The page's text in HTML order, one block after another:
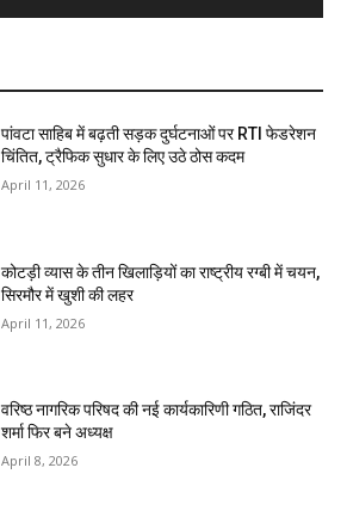
पांवटा साहिब में बढ़ती सड़क दुर्घटनाओं पर RTI फेडरेशन
चिंतित, ट्रैफिक सुधार के लिए उठे ठोस कदम
April 11, 2026
कोटड़ी व्यास के तीन खिलाड़ियों का राष्ट्रीय रग्बी में चयन,
सिरमौर में खुशी की लहर
April 11, 2026
वरिष्ठ नागरिक परिषद की नई कार्यकारिणी गठित, राजिंदर
शर्मा फिर बने अध्यक्ष
April 8, 2026